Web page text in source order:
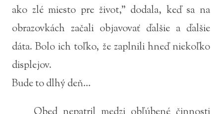
ako zlé miesto pre život,” dodala, keď sa na
obrazovkách začali objavovať ďalšie a ďalšie
dáta. Bolo ich toľko, že zaplnili hneď niekoľko
displejov.
Bude to dlhý deň...